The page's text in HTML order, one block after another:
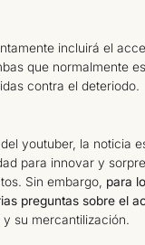
incluirá el
que normalmente
contra el deteriodo.
youtuber, la noticia
para innovar y
Sin embargo, para
preguntas sobre el
y su mercantilización.